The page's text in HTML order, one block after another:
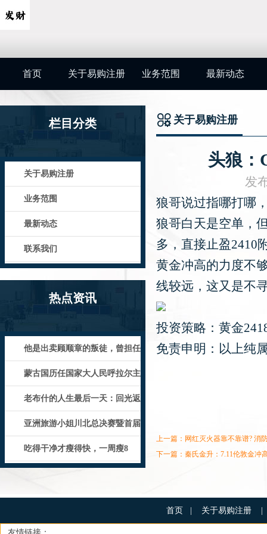
首页 关于易购注册 业务范围 最新动态
栏目分类
关于易购注册
业务范围
最新动态
联系我们
热点资讯
他是出卖顾顺章的叛徒，曾担任
武汉市委书记，1931年被就地正
蒙古国历任国家大人民呼拉尔主
老布什的人生最后一天：回光返
照能吃3个鸡蛋，留下4个字与世长
亚洲旅游小姐川北总决赛暨首届
游艇生活形象大使选拔赛人气冠军
吃得干净才瘦得快，一周瘦8
关于易购注册
头狼：
发
狼哥说过指哪打哪
狼哥白天是空单，
多，直接止盈2410
黄金冲高的力度不
线较远，这又是不
投资策略：黄金
免责申明：以上纯
上一篇： 网红灭火器靠不靠谱? 消
下一篇： 秦氏金升：7.11伦敦金冲
首页 关于易购注册